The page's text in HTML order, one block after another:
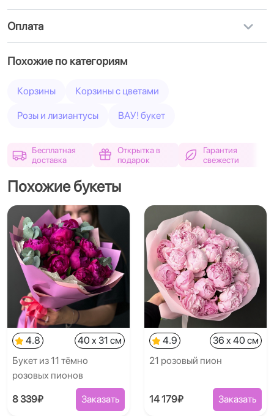
Оплата
Похожие по категориям
Корзины Корзины с цветами
Розы и лизиантусы ВАУ! букет
Бесплатная
доставка
Открытка в
подарок
Гарантия
свежести
Похожие букеты
4.8
40 x 31 см
Букет из 11 тёмно
розовых пионов
8 339₽ Заказать
4.9
36 x 40 см
21 розовый пион
14 179₽ Заказать